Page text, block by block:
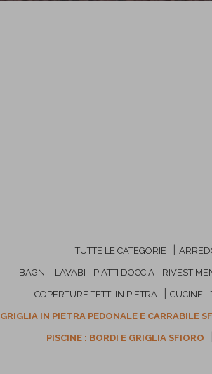
TUTTE LE CATEGORIE
BAGNI - LAVABI - PIATTI DOCCIA -
COPERTURE TETTI IN PIETRA CUCINE -
GRIGLIA IN PIETRA PEDONALE E CARRABILE
PISCINE : BORDI E GRIGLIA SFIORO